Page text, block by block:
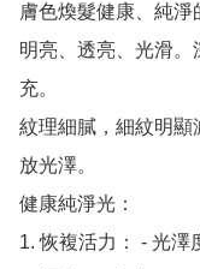
膚色煥髮健康、純淨
明亮、透亮、光滑
充。
紋理細膩，細紋明顯
放光澤。
健康純淨光：
1. 恢複活力： - 光澤